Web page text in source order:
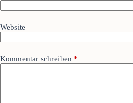
Website
Kommentar schreiben *